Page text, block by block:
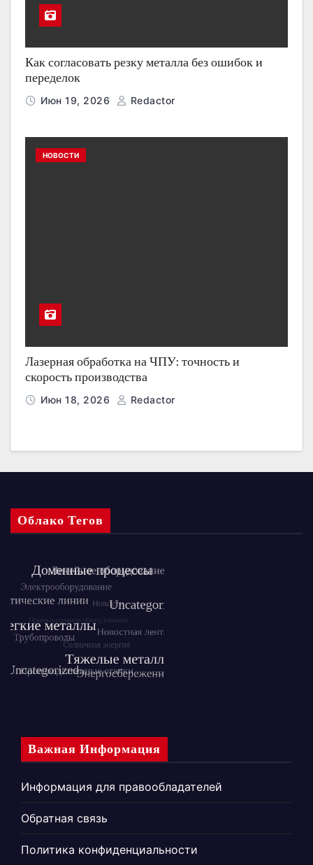
Как согласовать резку металла без ошибок и
переделок
Июн 19, 2026 Redactor
НОВОСТИ
Лазерная обработка на ЧПУ: точность и
скорость производства
Июн 18, 2026 Redactor
Облако Тегов
Важная Информация
Информация для правообладателей
Обратная связь
Политика конфиденциальности